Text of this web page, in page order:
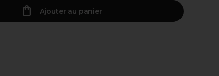
Ajouter au panier